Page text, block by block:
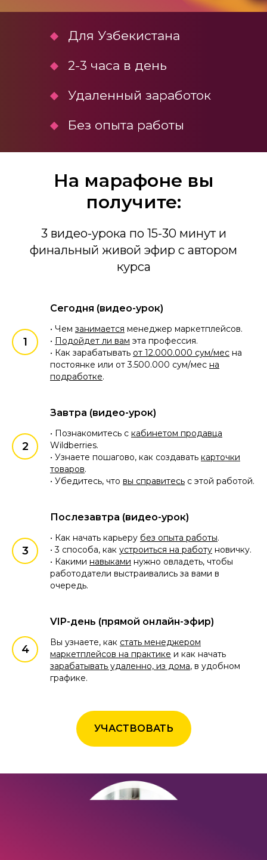
Для Узбекистана
2-3 часа в день
Удаленный заработок
Без опыта работы
На марафоне вы
получите:
3 видео-урока по 15-30 минут и
финальный живой эфир с автором
курса
Сегодня (видео-урок)
• Чем занимается менеджер маркетплейсов.
• Подойдет ли вам эта профессия.
• Как зарабатывать от 12.000.000 сум/мес на
постоянке или от 3.500.000 сум/мес на
подработке.
Завтра (видео-урок)
• Познакомитесь с кабинетом продавца
Wildberries.
• Узнаете пошагово, как создавать карточки
товаров.
• Убедитесь, что вы справитесь с этой работой.
Послезавтра (видео-урок)
• Как начать карьеру без опыта работы.
• 3 способа, как устроиться на работу новичку.
• Какими навыками нужно овладеть, чтобы
работодатели выстраивались за вами в
очередь.
VIP-день (прямой онлайн-эфир)
Вы узнаете, как стать менеджером
маркетплейсов на практике и как начать
зарабатывать удаленно, из дома, в удобном
графике.
УЧАСТВОВАТЬ
Автор марафона:
Елена Гурзова
Практик,4 года работы
на Wildberries, Ozon,